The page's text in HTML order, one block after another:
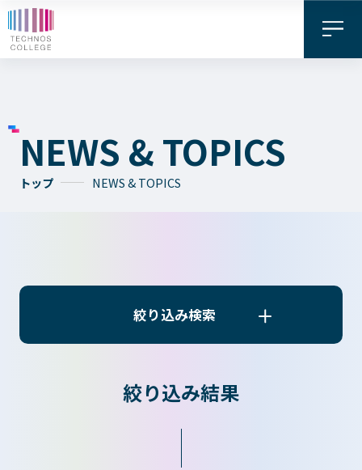
パンフレット
NEWS & TOPICS
トップ NEWS & TOPICS
絞り込み検索
絞り込み結果